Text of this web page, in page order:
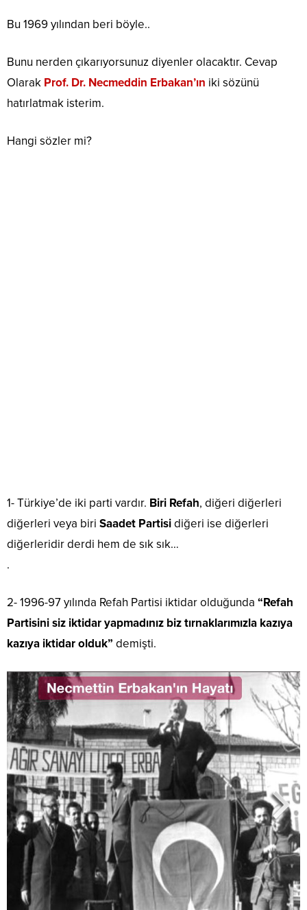
Bu 1969 yılından beri böyle..
Bunu nerden çıkarıyorsunuz diyenler olacaktır. Cevap
Olarak Prof. Dr. Necmeddin Erbakan’ın iki sözünü
hatırlatmak isterim.
Hangi sözler mi?
1- Türkiye’de iki parti vardır. Biri Refah, diğeri diğerleri
diğerleri veya biri Saadet Partisidiğeri ise diğerleri
diğerleridir derdi hem de sık sık…
.
2- 1996-97 yılında Refah Partisi iktidar olduğunda “Refah
Partisini siz iktidar yapmadınız biz tırnaklarımızla kazıya
kazıya iktidar olduk” demişti.